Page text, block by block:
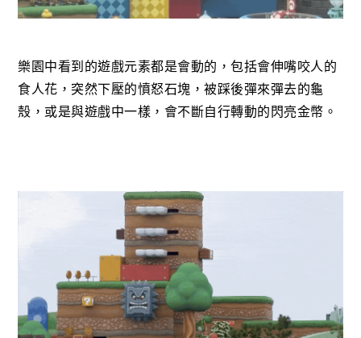
樂園中看到的遊戲元素都是會動的，包括會伸嘴咬人的
食人花，突然下壓的憤怒石塊，被踩後彈來彈去的龜
殼，或是與遊戲中一樣，會不斷自行轉動的閃亮金幣。